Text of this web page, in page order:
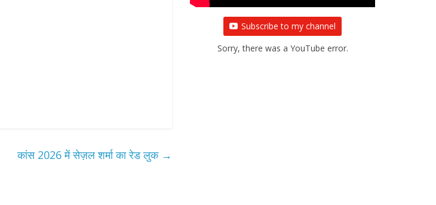
कांस 2026 में सेज़ल शर्मा का रेड लुक →
Subscribe to my channel
Sorry, there was a YouTube error.